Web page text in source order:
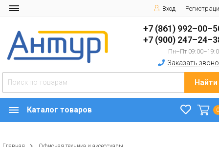
Вход
+7 (861)
+7 (900)
Пн–Пт
Заказать
Найти
Каталог товаров